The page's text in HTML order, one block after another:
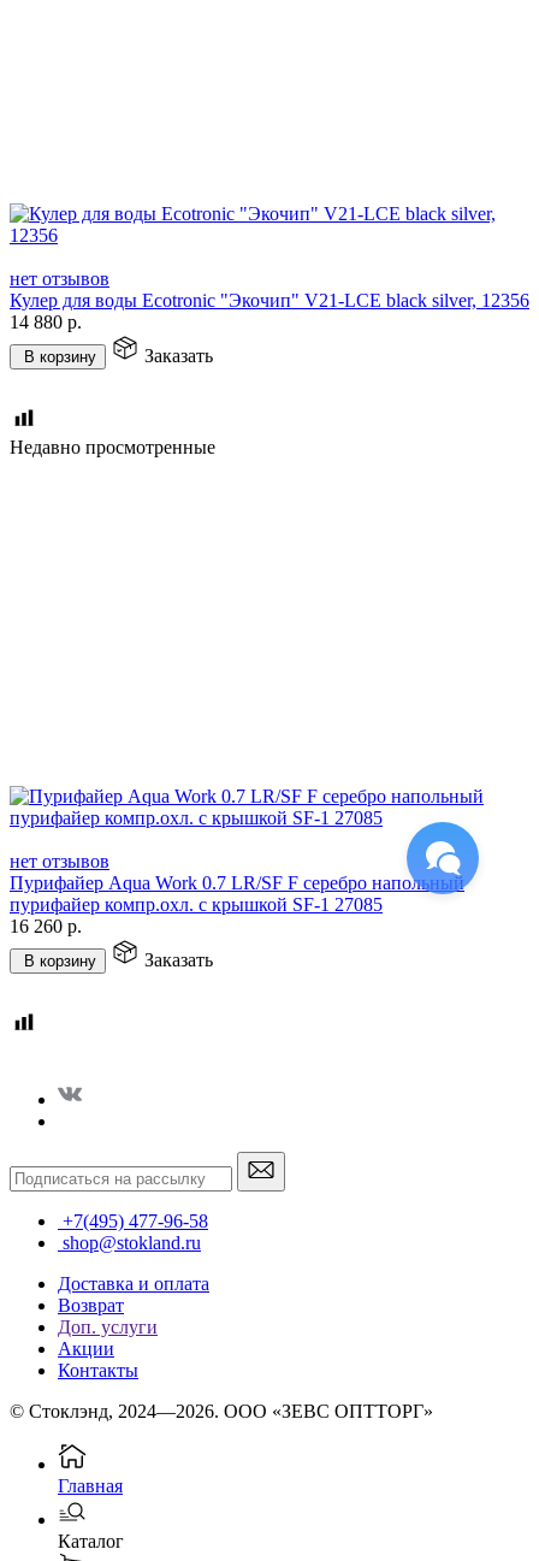
нет отзывов
Кулер для воды Ecotronic "Экочип" V21-LCE black silver, 12356
14 880 р.
В корзину Заказать
Недавно просмотренные
нет отзывов
Пурифайер Aqua Work 0.7 LR/SF F серебро напольный
пурифайер компр.охл. с крышкой SF-1 27085
16 260 р.
В корзину Заказать
+7(495) 477-96-58
shop@stokland.ru
Доставка и оплата
Возврат
Доп. услуги
Акции
Контакты
© Стоклэнд, 2024—2026. ООО «ЗЕВС ОПТТОРГ»
Главная
Каталог